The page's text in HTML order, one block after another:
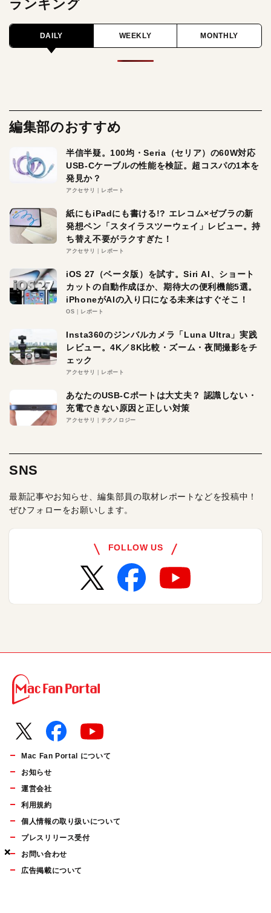
×
×
×
ランキング
DAILY WEEKLY MONTHLY
編集部のおすすめ
半信半疑。100均・Seria（セリア）の60W対応
USB-Cケーブルの性能を検証。超コスパの1本を
発見か？
アクセサリ レポート
紙にもiPadにも書ける!? エレコム×ゼブラの新
発想ペン「スタイラスツーウェイ」レビュー。持
ち替え不要がラクすぎた！
アクセサリ レポート
iOS 27（ベータ版）を試す。Siri AI、ショート
カットの自動作成ほか、期待大の便利機能5選。
iPhoneがAIの入り口になる未来はすぐそこ！
OS レポート
Insta360のジンバルカメラ「Luna Ultra」実践
レビュー。4K／8K比較・ズーム・夜間撮影をチ
ェック
アクセサリ レポート
あなたのUSB-Cポートは大丈夫？ 認識しない・
充電できない原因と正しい対策
アクセサリ テクノロジー
SNS
最新記事やお知らせ、編集部員の取材レポートなどを投稿中！
ぜひフォローをお願いします。
FOLLOW US
Mac Fan Portal について
お知らせ
運営会社
利用規約
個人情報の取り扱いについて
プレスリリース受付
お問い合わせ
広告掲載について